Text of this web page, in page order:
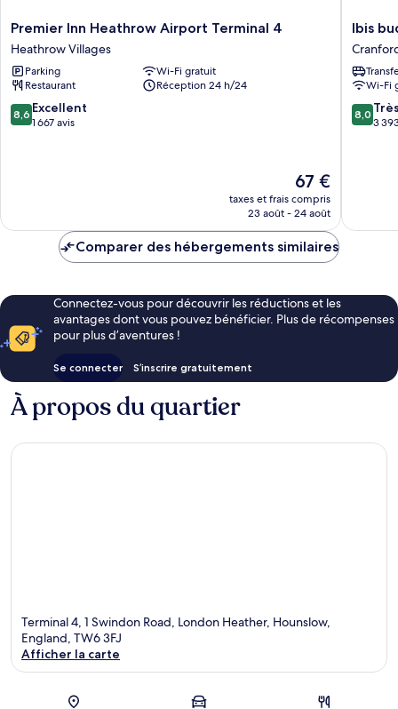
Premier
Inn
Heathrow
Airport
Terminal
4
Heathrow
Premier Inn Heathrow Airport Terminal 4
Heathrow Villages
Parking
Wi-Fi gratuit
Restaurant
Réception 24 h/24
8.6
sur
8,6 Excellent
1 667 avis
Le
nouveau
prix
de
67 €
taxes et frais compris
23 août - 24 août
Ibis
budget
London
Central
Ibis
Wi-Fi
8.0
sur
8,0
3
Comparer des hébergements similaires
Connectez-vous pour découvrir les réductions et les
avantages dont vous pouvez bénéficier. Plus de récompenses
pour plus d’aventures !
Se connecter S’inscrire gratuitement
À propos du quartier
Terminal 4, 1 Swindon Road, London Heather, Hounslow,
England, TW6 3FJ
Afficher la carte